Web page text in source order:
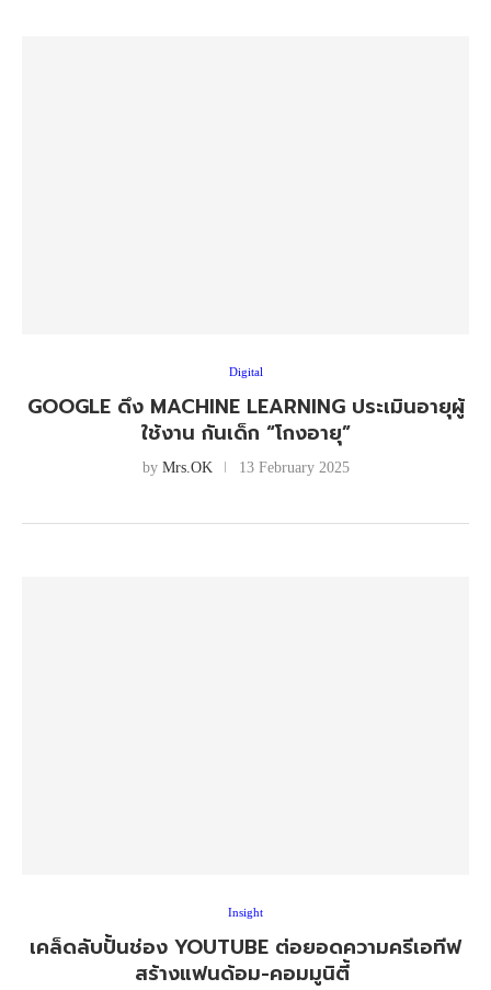
Digital
GOOGLE ดึง MACHINE LEARNING ประเมินอายุผู้
ใช้งาน กันเด็ก “โกงอายุ”
by Mrs.OK 13 February 2025
Insight
เคล็ดลับปั้นช่อง YOUTUBE ต่อยอดความครีเอทีฟ
สร้างแฟนด้อม-คอมมูนิตี้